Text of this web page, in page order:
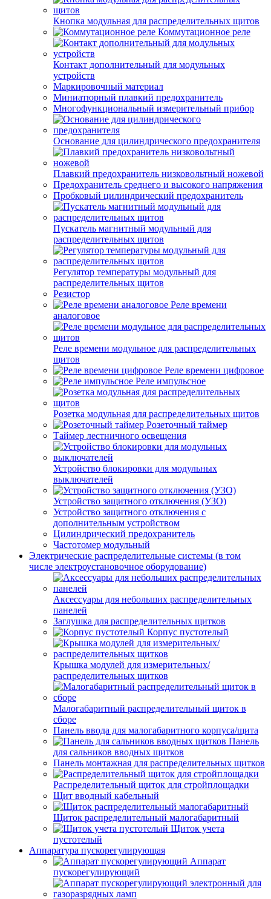
Кнопка модульная для распределительных щитов
Коммутационное реле
Контакт дополнительный для модульных
устройств
Маркировочный материал
Миниатюрный плавкий предохранитель
Многофункциональный измерительный прибор
Основание для цилиндрического предохранителя
Плавкий предохранитель низковольтный ножевой
Предохранитель среднего и высокого напряжения
Пробковый цилиндрический предохранитель
Пускатель магнитный модульный для
распределительных щитов
Регулятор температуры модульный для
распределительных щитов
Резистор
Реле времени
аналоговое
Реле времени модульное для распределительных
щитов
Реле времени цифровое
Реле импульсное
Розетка модульная для распределительных щитов
Розеточный таймер
Таймер лестничного освещения
Устройство блокировки для модульных
выключателей
Устройство защитного отключения (УЗО)
Устройство защитного отключения с
дополнительным устройством
Цилиндрический предохранитель
Частотомер модульный
Электрические распределительные системы (в том
числе электроустановочное оборудование)
Аксессуары для небольших распределительных
панелей
Заглушка для распределительных щитков
Корпус пустотелый
Крышка модулей для измерительных/
распределительных щитков
Малогабаритный распределительный щиток в
сборе
Панель ввода для малогабаритного корпуса/щита
Панель
для сальников вводных щитков
Панель монтажная для распределительных щитков
Распределительный щиток для стройплощадки
Щит вводный кабельный
Щиток распределительный малогабаритный
Щиток учета
пустотелый
Аппаратура пускорегулирующая
Аппарат
пускорегулирующий